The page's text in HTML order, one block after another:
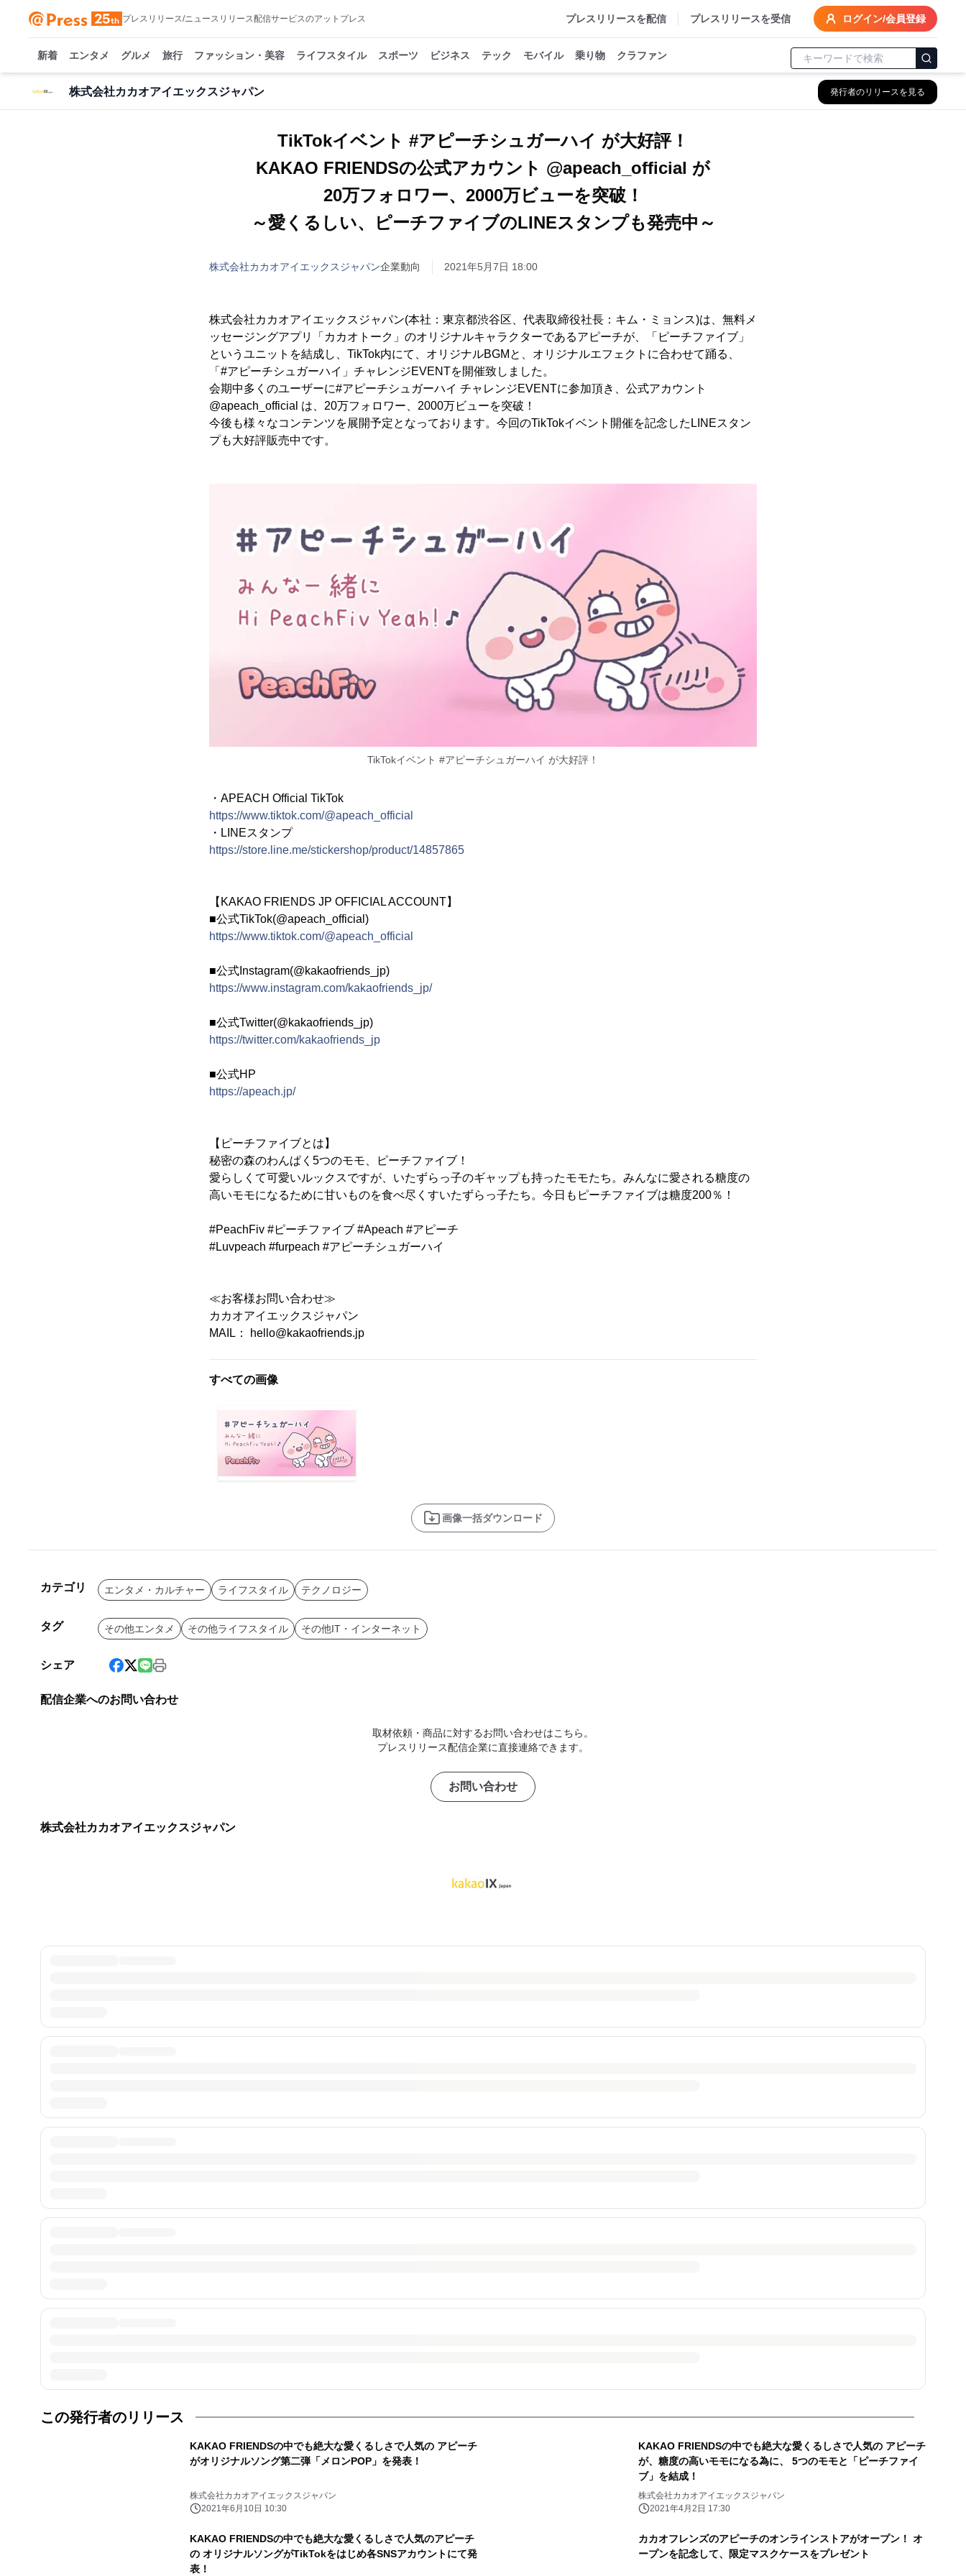
プレスリリース/ニュースリリース配信サービスのアットプレス プレスリリースを配信 プレスリリースを受信 ログイン/会員登録
新着 エンタメ グルメ 旅行 ファッション・美容 ライフスタイル スポーツ ビジネス テック モバイル 乗り物 クラファン
株式会社カカオアイエックスジャパン 発行者のリリースを見る
TikTokイベント #アピーチシュガーハイ が大好評！
KAKAO FRIENDSの公式アカウント @apeach_official が
20万フォロワー、2000万ビューを突破！
～愛くるしい、ピーチファイブのLINEスタンプも発売中～
株式会社カカオアイエックスジャパン企業動向 2021年5月7日 18:00
株式会社カカオアイエックスジャパン(本社：東京都渋谷区、代表取締役社長：キム・ミョンス)は、無料メ
ッセージングアプリ「カカオトーク」のオリジナルキャラクターであるアピーチが、「ピーチファイブ」
というユニットを結成し、TikTok内にて、オリジナルBGMと、オリジナルエフェクトに合わせて踊る、
「#アピーチシュガーハイ」チャレンジEVENTを開催致しました。
会期中多くのユーザーに#アピーチシュガーハイ チャレンジEVENTに参加頂き、公式アカウント
@apeach_official は、20万フォロワー、2000万ビューを突破！
今後も様々なコンテンツを展開予定となっております。今回のTikTokイベント開催を記念したLINEスタン
プも大好評販売中です。
TikTokイベント #アピーチシュガーハイ が大好評！
・APEACH Official TikTok
https://www.tiktok.com/@apeach_official
・LINEスタンプ
https://store.line.me/stickershop/product/14857865
【KAKAO FRIENDS JP OFFICIAL ACCOUNT】
■公式TikTok(@apeach_official)
https://www.tiktok.com/@apeach_official
■公式Instagram(@kakaofriends_jp)
https://www.instagram.com/kakaofriends_jp/
■公式Twitter(@kakaofriends_jp)
https://twitter.com/kakaofriends_jp
■公式HP
https://apeach.jp/
【ピーチファイブとは】
秘密の森のわんぱく5つのモモ、ピーチファイブ！
愛らしくて可愛いルックスですが、いたずらっ子のギャップも持ったモモたち。みんなに愛される糖度の
高いモモになるために甘いものを食べ尽くすいたずらっ子たち。今日もピーチファイブは糖度200％！
#PeachFiv #ピーチファイブ #Apeach #アピーチ
#Luvpeach #furpeach #アピーチシュガーハイ
≪お客様お問い合わせ≫
カカオアイエックスジャパン
MAIL： hello@kakaofriends.jp
すべての画像
画像一括ダウンロード
カテゴリ エンタメ・カルチャー ライフスタイル テクノロジー
タグ その他エンタメ その他ライフスタイル その他IT・インターネット
シェア
配信企業へのお問い合わせ
取材依頼・商品に対するお問い合わせはこちら。
プレスリリース配信企業に直接連絡できます。
お問い合わせ
株式会社カカオアイエックスジャパン
この発行者のリリース
KAKAO FRIENDSの中でも絶大な愛くるしさで人気の アピーチ
がオリジナルソング第二弾「メロンPOP」を発表！
株式会社カカオアイエックスジャパン
2021年6月10日 10:30
KAKAO FRIENDSの中でも絶大な愛くるしさで人気の アピーチ
が、糖度の高いモモになる為に、 5つのモモと「ピーチファイ
ブ」を結成！
株式会社カカオアイエックスジャパン
2021年4月2日 17:30
KAKAO FRIENDSの中でも絶大な愛くるしさで人気のアピーチ
の オリジナルソングがTikTokをはじめ各SNSアカウントにて発
表！
カカオフレンズのアピーチのオンラインストアがオープン！ オ
ープンを記念して、限定マスクケースをプレゼント